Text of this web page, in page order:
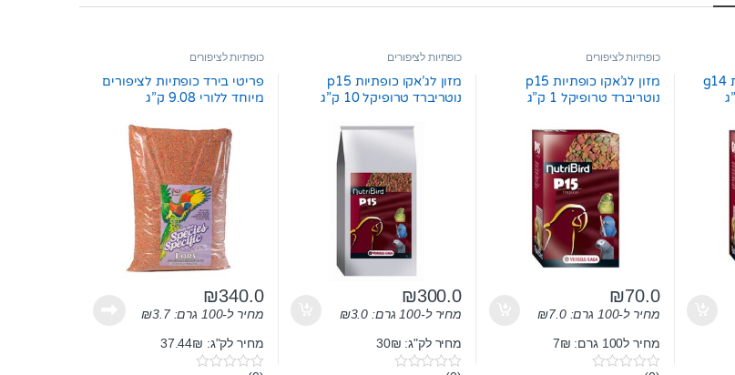
מזון לפרקיטים כופתיות g14
כופתיות לציפורים
מזון לג’אקו כופתיות p15
נוטריברד טרופיקל 1 ק”ג
₪70.0
מחיר ל-100 גרם: ₪7.0
מחיר ל100 גרם: 7₪
כופתיות לציפורים
מזון לג’אקו כופתיות p15
נוטריברד טרופיקל 10 ק”ג
₪300.0
מחיר ל-100 גרם: ₪3.0
מחיר לק"ג: 30₪
כופתיות לציפורים
פריטי בירד כופתיות לציפורים
מיוחד ללורי 9.08 ק”ג
₪340.0
מחיר ל-100 גרם: ₪3.7
מחיר לק"ג: 37.44₪